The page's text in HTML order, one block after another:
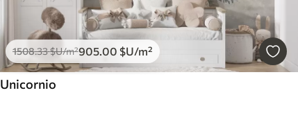
1508.33$U/m²905.00 $U/m²
Unicornio